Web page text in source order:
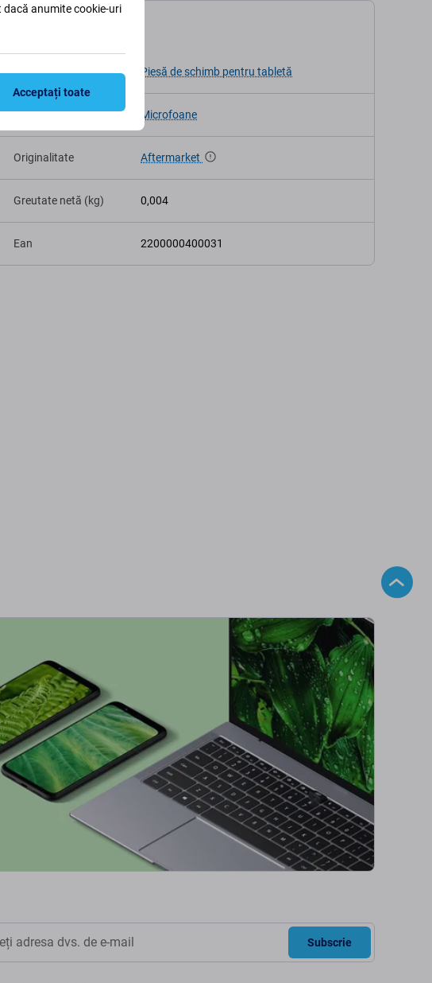
Tip dispozitiv Piesă de schimb pentru tabletă
Categorie Microfoane
Originalitate Aftermarket
Greutate netă (kg) 0,004
Ean 2200000400031
Subscrie
dacă anumite cookie-uri
Acceptați toate